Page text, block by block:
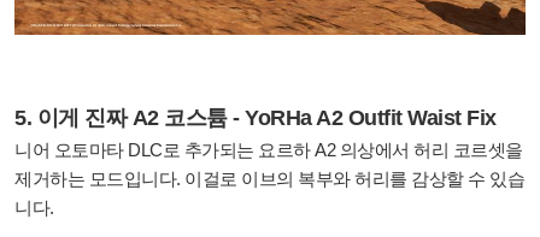
5. 이게 진짜 A2 코스튬 - YoRHa A2 Outfit Waist Fix
니어 오토마타 DLC로 추가되는 요르하 A2 의상에서 허리 코르셋을
제거하는 모드입니다. 이걸로 이브의 복부와 허리를 감상할 수 있습
니다.